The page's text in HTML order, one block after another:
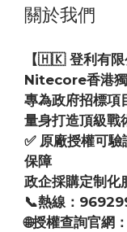
關於我們
【🇭🇰 登利有
Nitecore香港獨
專為政府招標項
量身打造頂級戰
✅ 原廠授權可
保障
政企採購定制化
📞熱線：
🌐授權查詢官